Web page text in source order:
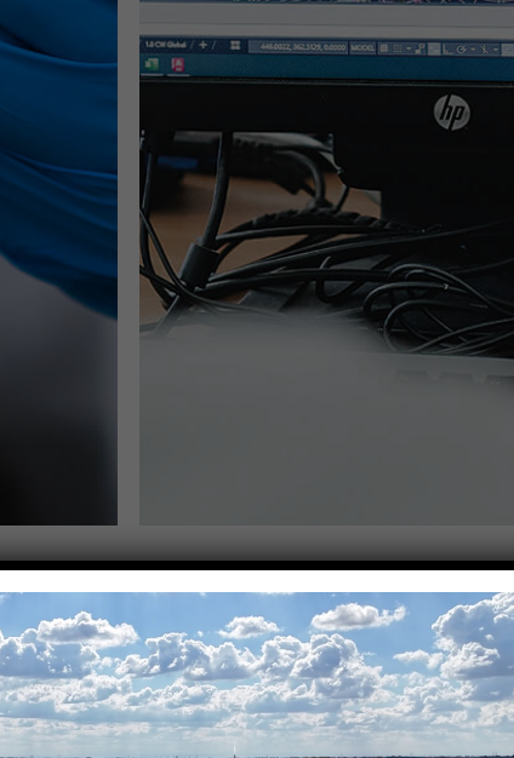
impianti di biogas e biometano, in